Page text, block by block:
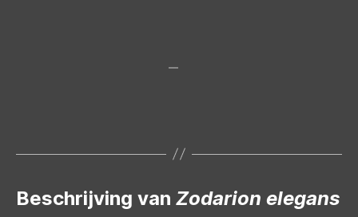
Beschrijving van Zodarion elegans